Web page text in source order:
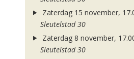
Zaterdag 15 november,
Sleutelstad 30
Zaterdag 8 november,
Sleutelstad 30